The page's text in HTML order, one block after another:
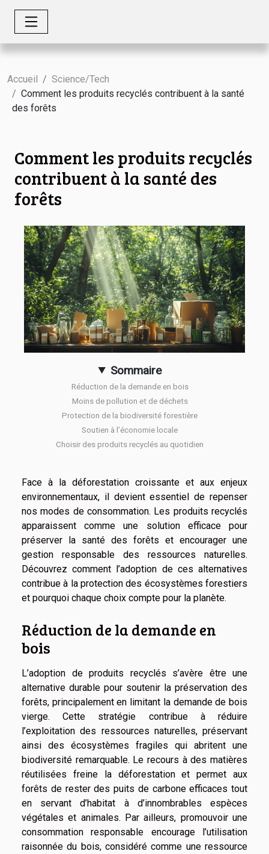
Accueil
Science/Tech
Comment les produits recyclés contribuent à la santé
des forêts
Comment les produits recyclés
contribuent à la santé des
forêts
Sommaire
Réduction de la demande en bois
Moins de pollution et de déchets
Protection de la biodiversité forestière
Soutien à l’économie locale
Choisir des produits recyclés au quotidien
Face à la déforestation croissante et aux enjeux
environnementaux, il devient essentiel de repenser
nos modes de consommation. Les produits recyclés
apparaissent comme une solution efficace pour
préserver la santé des forêts et encourager une
gestion responsable des ressources naturelles.
Découvrez comment l’adoption de ces alternatives
contribue à la protection des écosystèmes forestiers
et pourquoi chaque choix compte pour la planète.
Réduction de la demande en
bois
L’adoption de produits recyclés s’avère être une
alternative durable pour soutenir la préservation des
forêts, principalement en limitant la demande de bois
vierge. Cette stratégie contribue à réduire
l’exploitation des ressources naturelles, préservant
ainsi des écosystèmes fragiles qui abritent une
biodiversité remarquable. Le recours à des matières
réutilisées freine la déforestation et permet aux
forêts de rester des puits de carbone efficaces tout
en servant d’habitat à d’innombrables espèces
végétales et animales. Par ailleurs, promouvoir une
consommation responsable encourage l’utilisation
raisonnée du bois, considéré comme une ressource